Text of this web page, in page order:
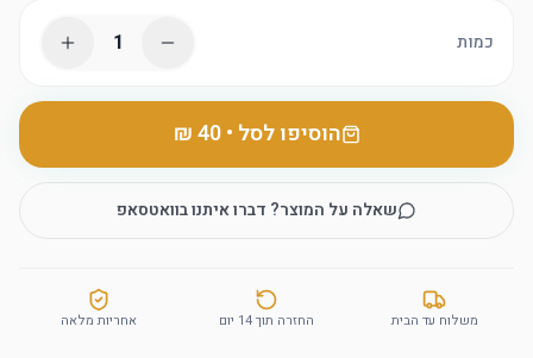
כמות 1
הוסיפו לסל •
‏40 ₪
שאלה על המוצר? דברו איתנו בוואטסאפ
משלוח עד הבית החזרה תוך 14 יום אחריות מלאה